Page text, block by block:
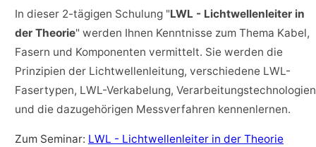
In dieser 2-tägigen Schulung "LWL - Lichtwellenleiter in
der Theorie" werden Ihnen Kenntnisse zum Thema Kabel,
Fasern und Komponenten vermittelt. Sie werden die
Prinzipien der Lichtwellenleitung, verschiedene LWL-
Fasertypen, LWL-Verkabelung, Verarbeitungstechnologien
und die dazugehörigen Messverfahren kennenlernen.
Zum Seminar: LWL - Lichtwellenleiter in der Theorie